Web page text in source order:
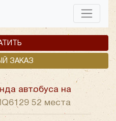
ЗАКАЗ
автобуса на
52 места